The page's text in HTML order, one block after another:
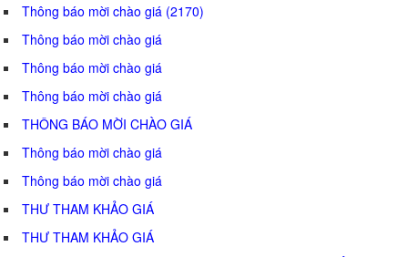
Thông báo mời chào giá (2170)
Thông báo mời chào giá
Thông báo mời chào giá
Thông báo mời chào giá
THÔNG BÁO MỜI CHÀO GIÁ
Thông báo mời chào giá
Thông báo mời chào giá
THƯ THAM KHẢO GIÁ
THƯ THAM KHẢO GIÁ